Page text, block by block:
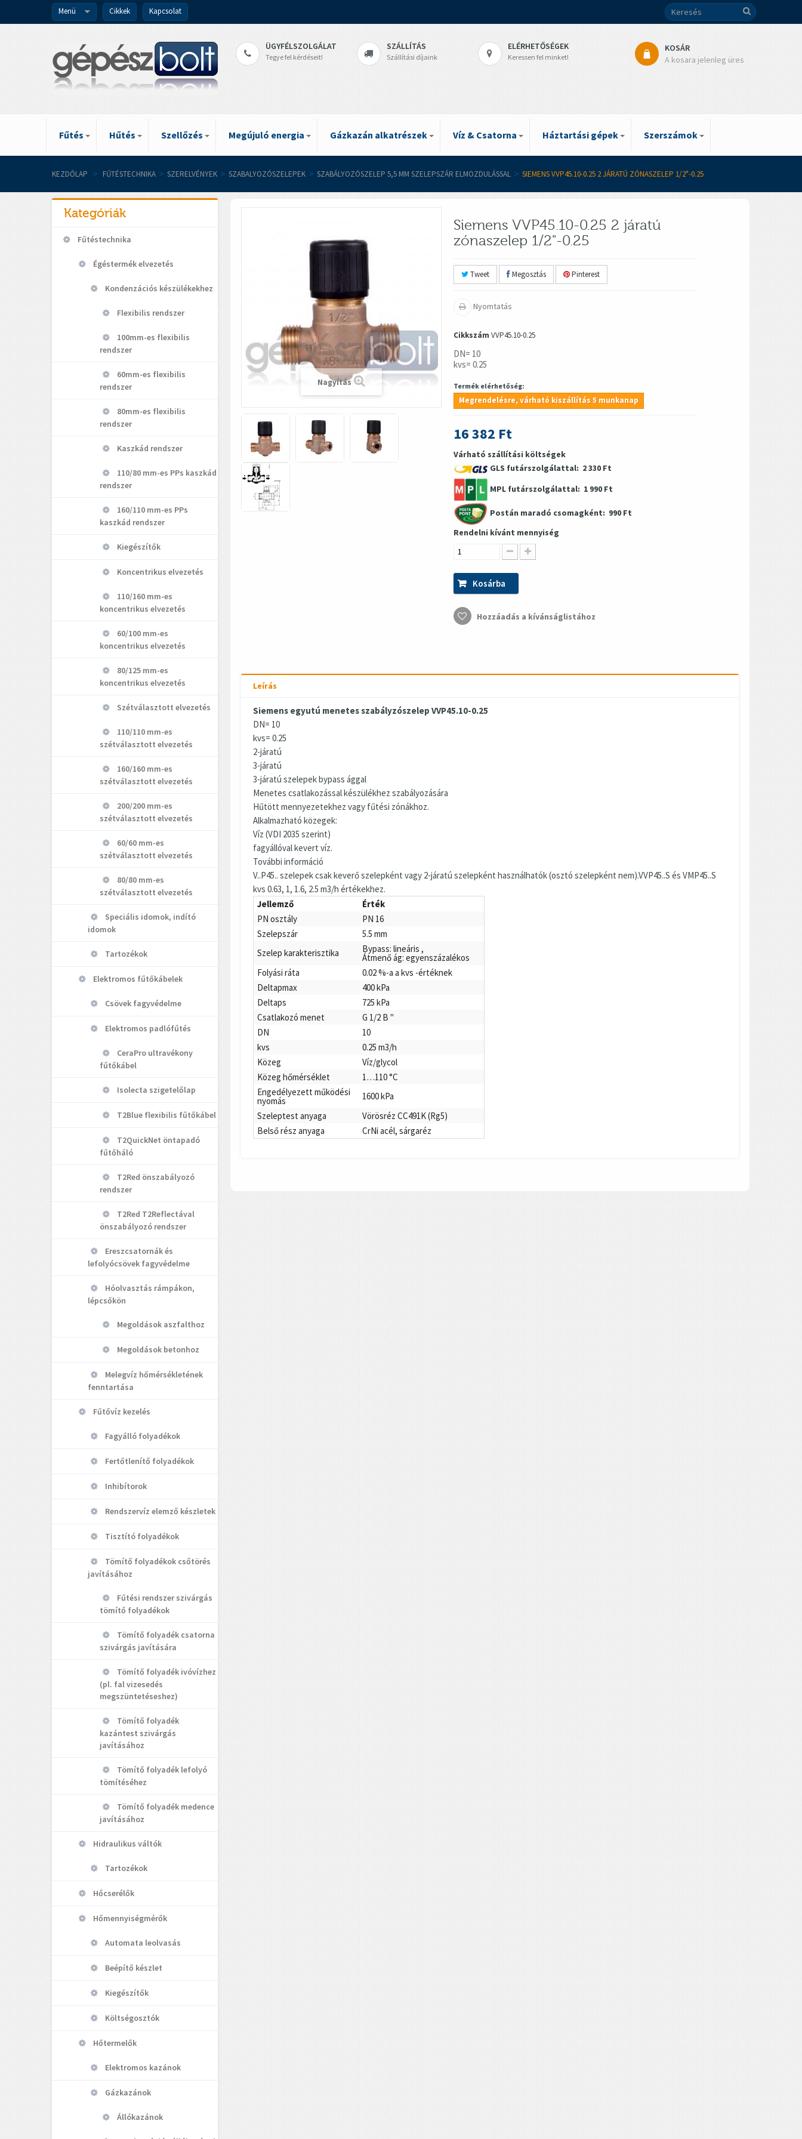
Menü Cikkek Kapcsolat
ÜGYFÉLSZOLGÁLAT
Tegye fel kérdéseit!
SZÁLLÍTÁS
Szállítási díjaink
ELÉRHETŐSÉGEK
Keressen fel minket!
KOSÁR
A kosara jelenleg üres
Fűtés Hűtés Szellőzés Megújuló energia Gázkazán alkatrészek Víz & Csatorna Háztartási gépek Szerszámok
KEZDŐLAP > FŰTÉSTECHNIKA > SZERELVÉNYEK > SZABALYOZÓSZELEPEK > SZABÁLYOZÓSZELEP 5,5 MM SZELEPSZÁR ELMOZDULÁSSAL > SIEMENS VVP45.10-0.25 2 JÁRATÚ ZÓNASZELEP 1/2"-0.25
Kategóriák
Fűtéstechnika
Égéstermék elvezetés
Kondenzációs készülékekhez
Flexibilis rendszer
100mm-es flexibilis
rendszer
60mm-es flexibilis
rendszer
80mm-es flexibilis
rendszer
Kaszkád rendszer
110/80 mm-es PPs kaszkád
rendszer
160/110 mm-es PPs
kaszkád rendszer
Kiegészítők
Koncentrikus elvezetés
110/160 mm-es
koncentrikus elvezetés
60/100 mm-es
koncentrikus elvezetés
80/125 mm-es
koncentrikus elvezetés
Szétválasztott elvezetés
110/110 mm-es
szétválasztott elvezetés
160/160 mm-es
szétválasztott elvezetés
200/200 mm-es
szétválasztott elvezetés
60/60 mm-es
szétválasztott elvezetés
80/80 mm-es
szétválasztott elvezetés
Speciális idomok, indító
idomok
Tartozékok
Elektromos fűtőkábelek
Csövek fagyvédelme
Elektromos padlófűtés
CeraPro ultravékony
fűtőkábel
Isolecta szigetelőlap
T2Blue flexibilis fűtőkábel
T2QuickNet öntapadó
fűtőháló
T2Red önszabályozó
rendszer
T2Red T2Reflectával
önszabályozó rendszer
Ereszcsatornák és
lefolyócsövek fagyvédelme
Hóolvasztás rámpákon,
lépcsőkön
Megoldások aszfalthoz
Megoldások betonhoz
Melegvíz hőmérsékletének
fenntartása
Fűtővíz kezelés
Fagyálló folyadékok
Fertőtlenítő folyadékok
Inhibítorok
Rendszervíz elemző készletek
Tisztító folyadékok
Tömítő folyadékok csőtörés
javításához
Fűtési rendszer szivárgás
tömítő folyadékok
Tömítő folyadék csatorna
szivárgás javítására
Tömítő folyadék ivóvízhez
(pl. fal vizesedés
megszüntetéseshez)
Tömítő folyadék
kazántest szivárgás
javításához
Tömítő folyadék lefolyó
tömítéséhez
Tömítő folyadék medence
javításához
Hidraulikus váltók
Tartozékok
Hőcserélők
Hőmennyiségmérők
Automata leolvasás
Beépítő készlet
Kiegészítők
Költségosztók
Hőtermelők
Elektromos kazánok
Gázkazánok
Állókazánok
Nagyítás
Siemens VVP45.10-0.25 2 járatú
zónaszelep 1/2"-0.25
Tweet Megosztás Pinterest
Nyomtatás
Cikkszám VVP45.10-0.25
DN= 10
kvs= 0.25
Termék elérhetőség:
Megrendelésre, várható kiszállítás 5 munkanap
16 382 Ft
Várható szállítási költségek
GLS futárszolgálattal: 2 330 Ft
MPL futárszolgálattal: 1 990 Ft
Postán maradó csomagként: 990 Ft
Rendelni kívánt mennyiség
Kosárba
Hozzáadás a kívánságlistához
Leírás
Siemens egyutú menetes szabályzószelep VVP45.10-0.25
DN= 10
kvs= 0.25
2-járatú
3-járatú
3-járatú szelepek bypass ággal
Menetes csatlakozással készülékhez szabályozására
Hűtött mennyezetekhez vagy fűtési zónákhoz.
Alkalmazható közegek:
Víz (VDI 2035 szerint)
fagyállóval kevert víz.
További információ
V..P45.. szelepek csak keverő szelepként vagy 2-járatú szelepként használhatók (osztó szelepként nem).VVP45..S és VMP45..S
kvs 0.63, 1, 1.6, 2.5 m3/h értékekhez.
Jellemző
Érték
PN osztály
PN 16
Szelepszár
5.5 mm
Szelep karakterisztika
Bypass: lineáris ,
Átmenő ág: egyenszázalékos
Folyási ráta
0.02 %-a a kvs -értéknek
Deltapmax
400 kPa
Deltaps
725 kPa
Csatlakozó menet
G 1/2 B "
DN
10
kvs
0.25 m3/h
Közeg
Víz/glycol
Közeg hőmérséklet
1…110 °C
Engedélyezett működési
nyomás
1600 kPa
Szeleptest anyaga
Vörösréz CC491K (Rg5)
Belső rész anyaga
CrNi acél, sárgaréz